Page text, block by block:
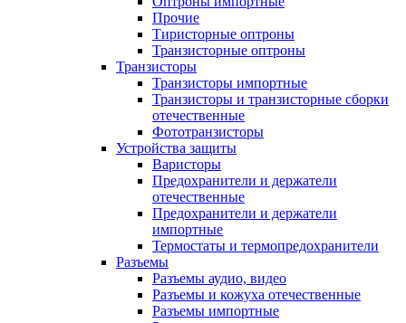
Прочие
Тиристорные оптроны
Транзисторные оптроны
Транзисторы
Транзисторы импортные
Транзисторы и транзисторные сборки
отечественные
Фототранзисторы
Устройства защиты
Варисторы
Предохранители и держатели
отечественные
Предохранители и держатели
импортные
Термостаты и термопредохранители
Разъемы
Разъемы аудио, видео
Разъемы и кожуха отечественные
Разъемы импортные